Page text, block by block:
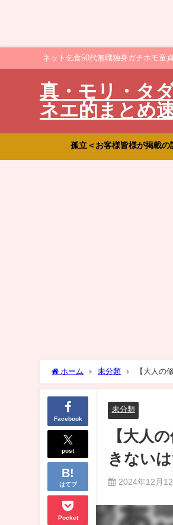
ネット乞食50代無職独身ガチホモ童
真・モリ・タ
ネエ的まとめ
孤立＜お客様皆様が掲載の
ホーム 未分類 【大人の
Facebook
post
はてブ
Pocket
未分類
【大人
きない
2024年12月12